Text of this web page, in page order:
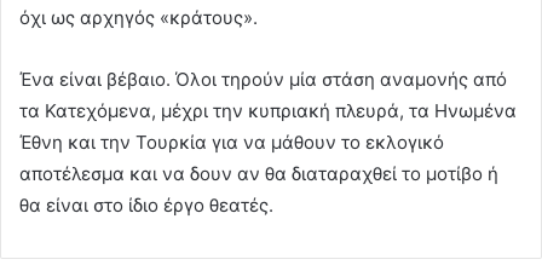
όχι ως αρχηγός «κράτους».
Ένα είναι βέβαιο. Όλοι τηρούν μία στάση αναμονής από
τα Κατεχόμενα, μέχρι την κυπριακή πλευρά, τα Ηνωμένα
Έθνη και την Τουρκία για να μάθουν το εκλογικό
αποτέλεσμα και να δουν αν θα διαταραχθεί το μοτίβο ή
θα είναι στο ίδιο έργο θεατές.